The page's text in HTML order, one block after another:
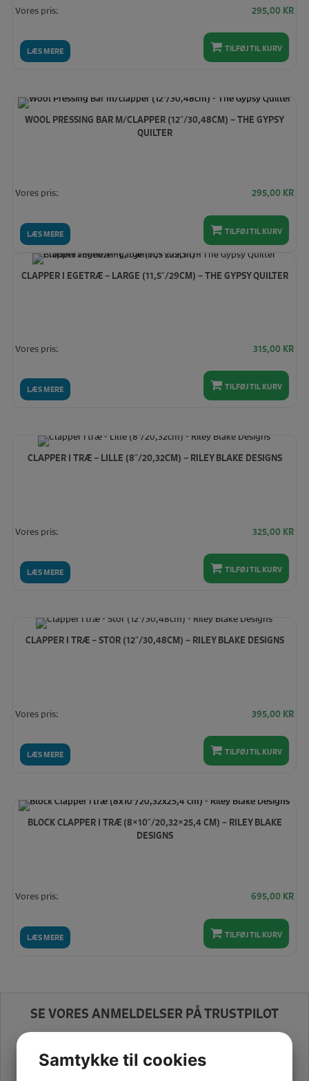
LÆS MERE
Vores pris: 295,00 KR
TILFØJ TIL KURV
WOOL PRESSING BAR M/CLAPPER (12″/30,48CM) – THE GYPSY
QUILTER
LÆS MERE
Vores pris: 295,00 KR
TILFØJ TIL KURV
CLAPPER I EGETRÆ – LARGE (11,5″/29CM) – THE GYPSY QUILTER
LÆS MERE
Vores pris: 315,00 KR
TILFØJ TIL KURV
CLAPPER I TRÆ – LILLE (8″/20,32CM) – RILEY BLAKE DESIGNS
LÆS MERE
Vores pris: 325,00 KR
TILFØJ TIL KURV
CLAPPER I TRÆ – STOR (12″/30,48CM) – RILEY BLAKE DESIGNS
LÆS MERE
Vores pris: 395,00 KR
TILFØJ TIL KURV
BLOCK CLAPPER I TRÆ (8×10″/20,32×25,4 CM) – RILEY BLAKE
DESIGNS
LÆS MERE
Vores pris: 695,00 KR
TILFØJ TIL KURV
SE VORES ANMELDELSER PÅ TRUSTPILOT
Samtykke til cookies